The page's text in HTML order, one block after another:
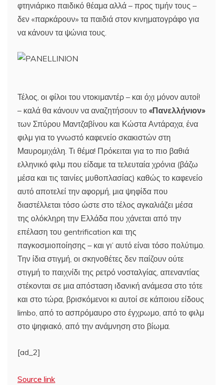
φτηνιάρικο παιδικό θέαμα αλλά – προς τιμήν τους –
δεν «παρκάρουν» τα παιδιά στον κινηματογράφο για
να κάνουν τα ψώνια τους.
Τέλος, οι φίλοι του ντοκιμαντέρ – και όχι μόνον αυτοί!
– καλά θα κάνουν να αναζητήσουν το «Πανελλήνιον»
των Σπύρου Μαντζαβίνου και Κώστα Αντάραχα, ένα
φιλμ για το γνωστό καφενείο σκακιστών στη
Μαυρομιχάλη. Τι θέμα! Πρόκειται για το πιο βαθιά
ελληνικό φιλμ που είδαμε τα τελευταία χρόνια (βάζω
μέσα και τις ταινίες μυθοπλασίας) καθώς το καφενείο
αυτό αποτελεί την αφορμή, μια ψηφίδα που
διαστέλλεται τόσο ώστε στο τέλος αγκαλιάζει μέσα
της ολόκληρη την Ελλάδα που χάνεται από την
επέλαση του gentrification και της
παγκοσμιοποίησης – και γι’ αυτό είναι τόσο πολύτιμο.
Την ίδια στιγμή, οι σκηνοθέτες δεν παίζουν ούτε
στιγμή το παιχνίδι της ρετρό νοσταλγίας, απεναντίας
στέκονται σε μια απόσταση ιδανική ανάμεσα στο τότε
και στο τώρα, βρισκόμενοι κι αυτοί σε κάποιου είδους
limbo, από το ασπρόμαυρο στο έγχρωμο, από το φιλμ
στο ψηφιακό, από την ανάμνηση στο βίωμα.
[ad_2]
Source link